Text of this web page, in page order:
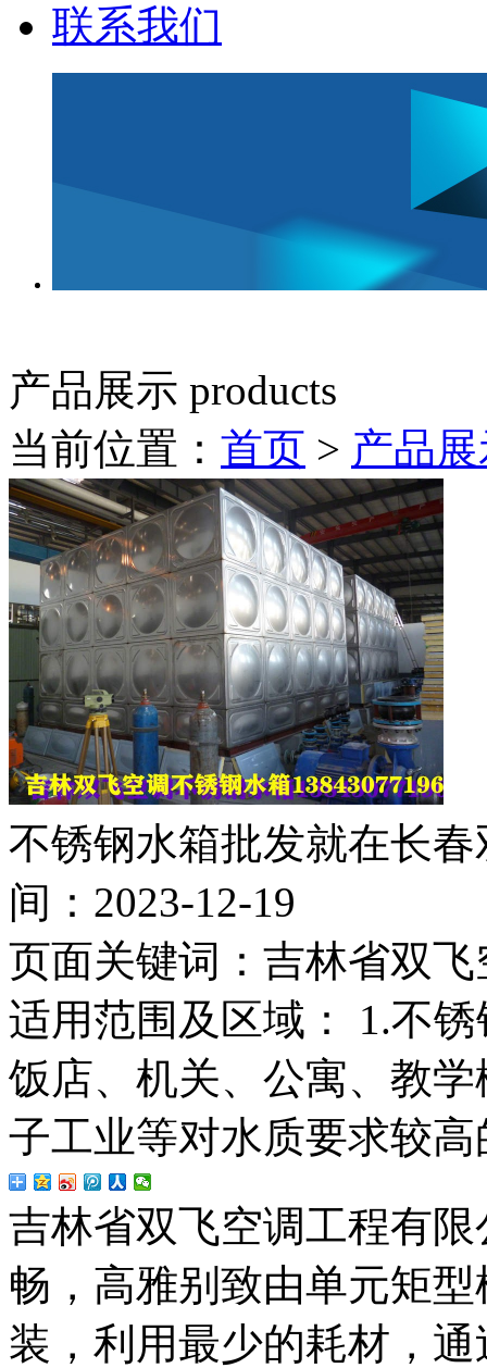
联系我们
产品展示 products
当前位置： 首页 > 产品
不锈钢水箱批发就在长春
间：2023-12-19
页面关键词： 吉林省双
适用范围及区域： 1.不
饭店、机关、公寓、教
子工业等对水质要求较
吉林省双飞空调工程有
畅，高雅别致由单元矩
装，利用最少的耗材，